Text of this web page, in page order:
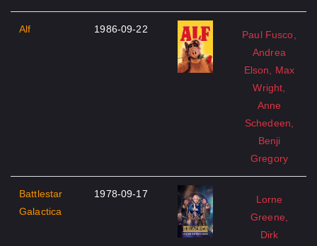
Alf 1986-09-22
Paul Fusco,
Andrea
Elson, Max
Wright,
Anne
Schedeen,
Benji
Gregory
Battlestar
Galactica
1978-09-17
Lorne
Greene,
Dirk